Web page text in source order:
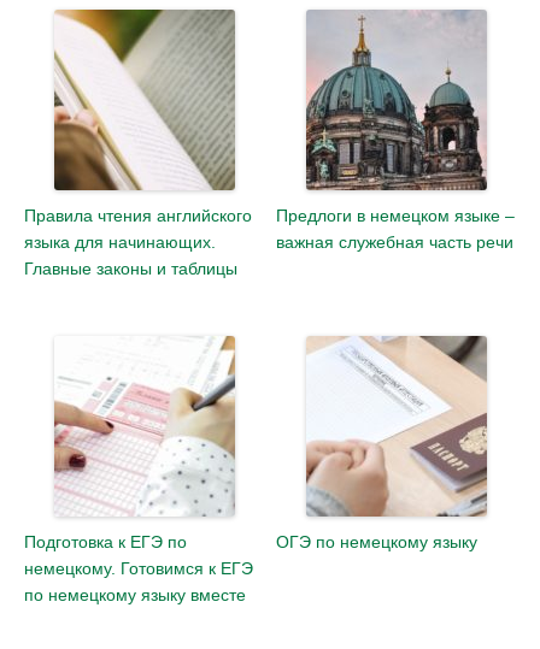
Правила чтения английского
языка для начинающих.
Главные законы и таблицы
Предлоги в немецком языке –
важная служебная часть речи
Подготовка к ЕГЭ по
немецкому. Готовимся к ЕГЭ
по немецкому языку вместе
ОГЭ по немецкому языку